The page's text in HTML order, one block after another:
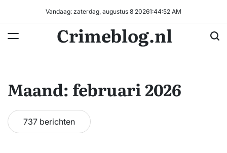
inhoud
Vandaag: zaterdag, augustus 8 20261:44:52 AM
Crimeblog.nl
Maand: februari 2026
737 berichten